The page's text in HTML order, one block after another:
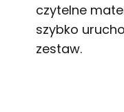
czytelne
szybko
zestaw.